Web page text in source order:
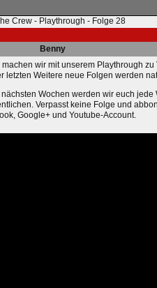
Crew - Playthrough - Folge 28
Benny
machen wir mit unserem Playthrough zu
letzten Weitere neue Folgen werden
nächsten Wochen werden wir euch jede
Verpasst keine Folge und
Google+ und Youtube-Account.